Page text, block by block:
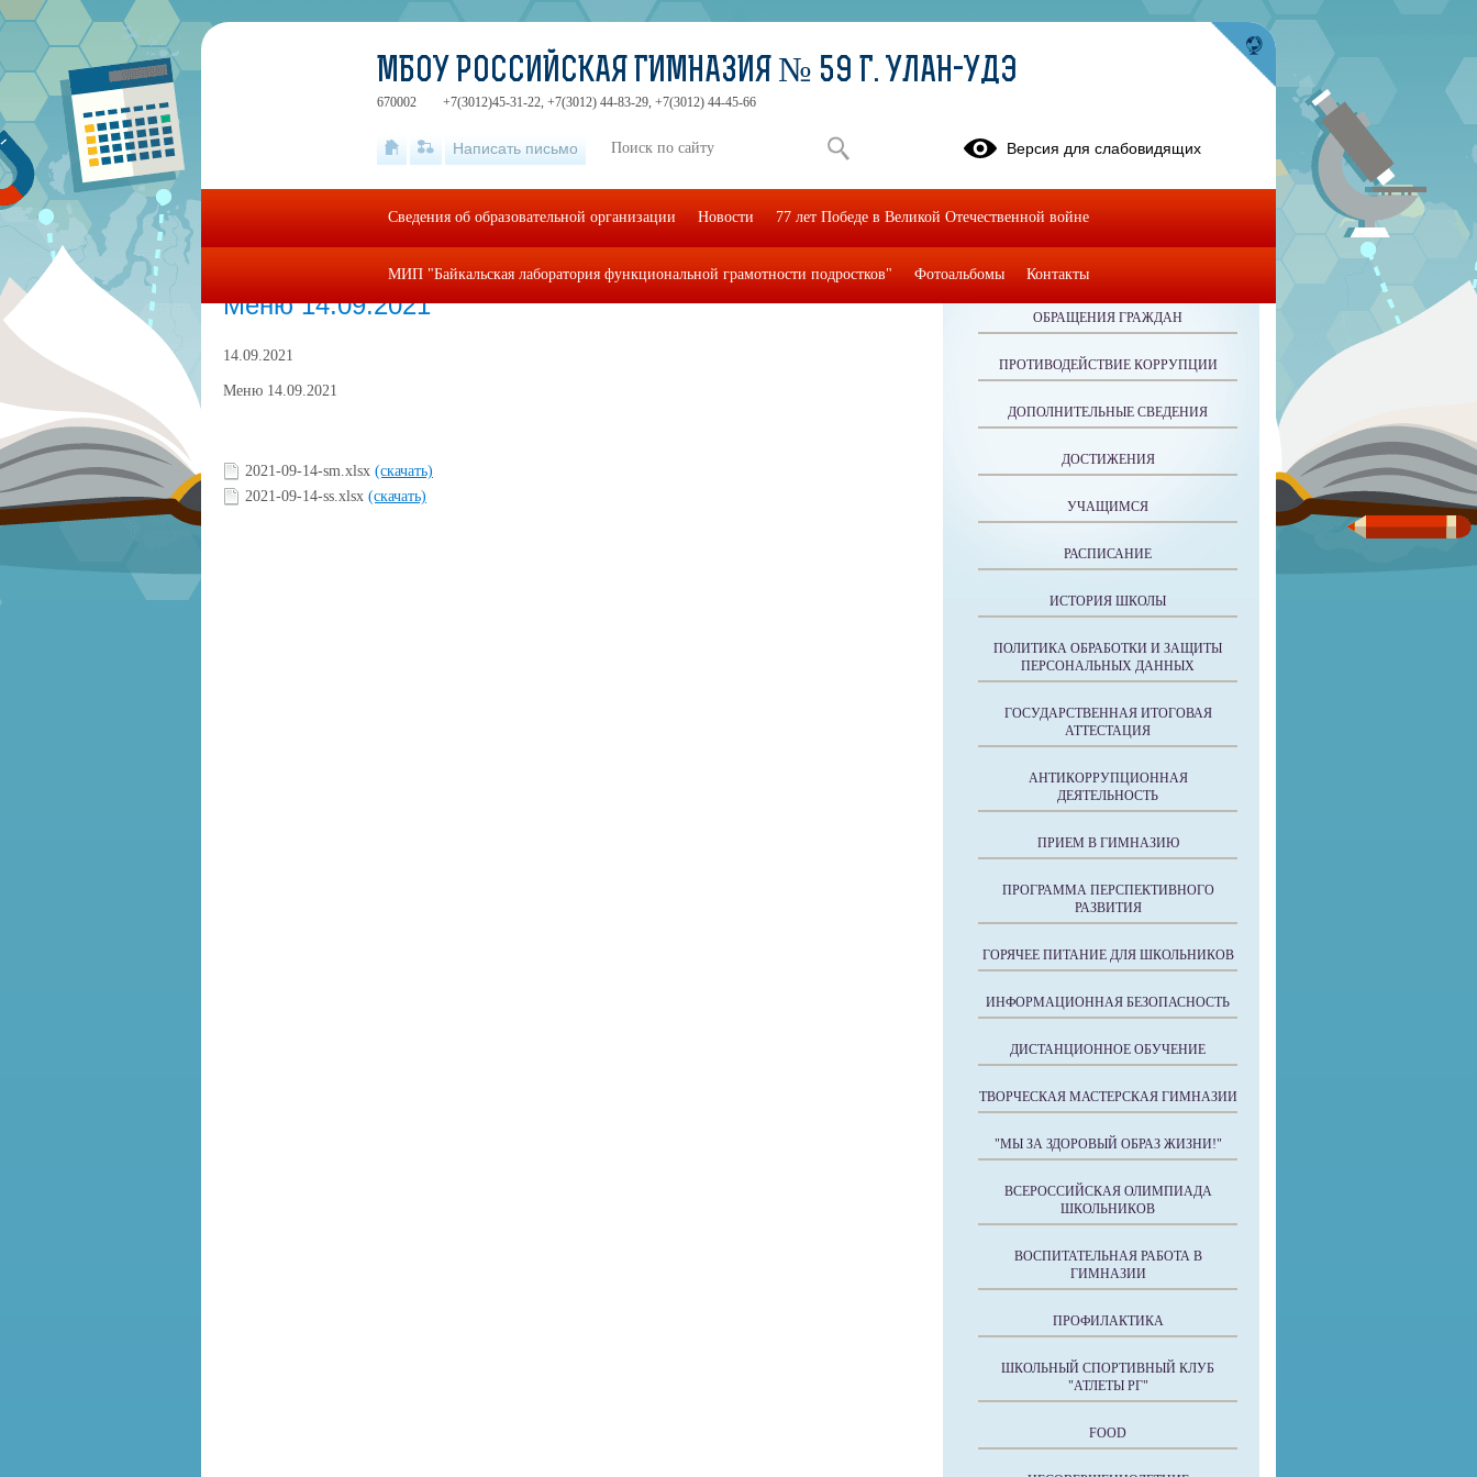
Меню 14.09.2021
Меню 14.09.2021
14.09.2021
Меню 14.09.2021
2021-09-14-sm.xlsx (скачать)
2021-09-14-ss.xlsx (скачать)
ОБРАЩЕНИЯ ГРАЖДАН
ПРОТИВОДЕЙСТВИЕ КОРРУПЦИИ
ДОПОЛНИТЕЛЬНЫЕ СВЕДЕНИЯ
ДОСТИЖЕНИЯ
УЧАЩИМСЯ
РАСПИСАНИЕ
ИСТОРИЯ ШКОЛЫ
ПОЛИТИКА ОБРАБОТКИ И ЗАЩИТЫ
ПЕРСОНАЛЬНЫХ ДАННЫХ
ГОСУДАРСТВЕННАЯ ИТОГОВАЯ
АТТЕСТАЦИЯ
АНТИКОРРУПЦИОННАЯ
ДЕЯТЕЛЬНОСТЬ
ПРИЕМ В ГИМНАЗИЮ
ПРОГРАММА ПЕРСПЕКТИВНОГО
РАЗВИТИЯ
ГОРЯЧЕЕ ПИТАНИЕ ДЛЯ ШКОЛЬНИКОВ
ИНФОРМАЦИОННАЯ БЕЗОПАСНОСТЬ
ДИСТАНЦИОННОЕ ОБУЧЕНИЕ
ТВОРЧЕСКАЯ МАСТЕРСКАЯ ГИМНАЗИИ
"МЫ ЗА ЗДОРОВЫЙ ОБРАЗ ЖИЗНИ!"
ВСЕРОССИЙСКАЯ ОЛИМПИАДА
ШКОЛЬНИКОВ
ВОСПИТАТЕЛЬНАЯ РАБОТА В
ГИМНАЗИИ
ПРОФИЛАКТИКА
ШКОЛЬНЫЙ СПОРТИВНЫЙ КЛУБ
"АТЛЕТЫ РГ"
FOOD
МБОУ РОССИЙСКАЯ ГИМНАЗИЯ № 59 Г. УЛАН-УДЭ
670002 +7(3012)45-31-22, +7(3012) 44-83-29, +7(3012) 44-45-66
Написать письмо Версия для слабовидящих
Сведения об образовательной организации Новости 77 лет Победе в Великой Отечественной войне
МИП "Байкальская лаборатория функциональной грамотности подростков" Фотоальбомы Контакты